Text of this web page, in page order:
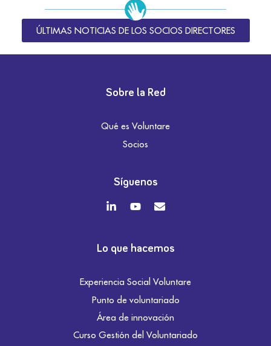
ÚLTIMAS NOTICIAS DE LOS SOCIOS DIRECTORES
Sobre la Red
Qué es Voluntare
Socios
Síguenos
Lo que hacemos
Experiencia Social Voluntare
Punto de voluntariado
Área de innovación
Curso Gestión del Voluntariado